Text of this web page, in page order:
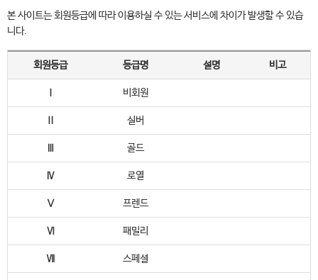
본 사이트는 회원등급에 따라 이용하실 수 있는 서비스에 차이가 발생할 수 있습
니다.
회원등급 등급명 설명 비고
비회원
실버
골드
Ⅳ 로열
Ⅴ 프렌드
Ⅵ 패밀리
Ⅶ 스페셜